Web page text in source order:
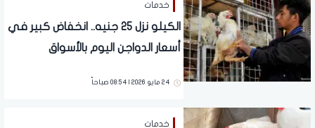
خدمات
الكيلو نزل 25 جنيه.. انخفاض كبير في
أسعار الدواجن اليوم بالأسواق
24 مايو 2026 | 08:54 صباحاً
خدمات